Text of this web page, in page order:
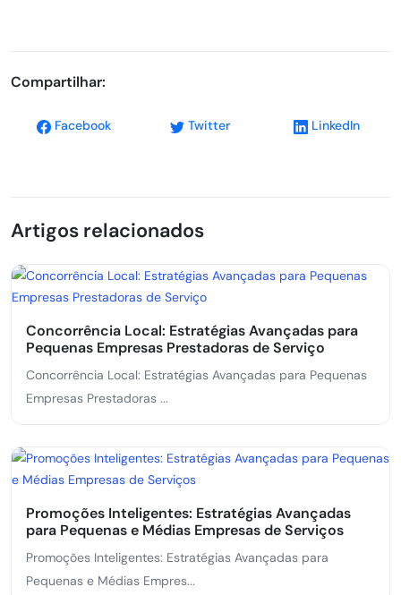
Compartilhar:
Facebook Twitter LinkedIn
Artigos relacionados
Concorrência Local: Estratégias Avançadas para
Pequenas Empresas Prestadoras de Serviço
Concorrência Local: Estratégias Avançadas para Pequenas
Empresas Prestadoras ...
Promoções Inteligentes: Estratégias Avançadas
para Pequenas e Médias Empresas de Serviços
Promoções Inteligentes: Estratégias Avançadas para
Pequenas e Médias Empres...